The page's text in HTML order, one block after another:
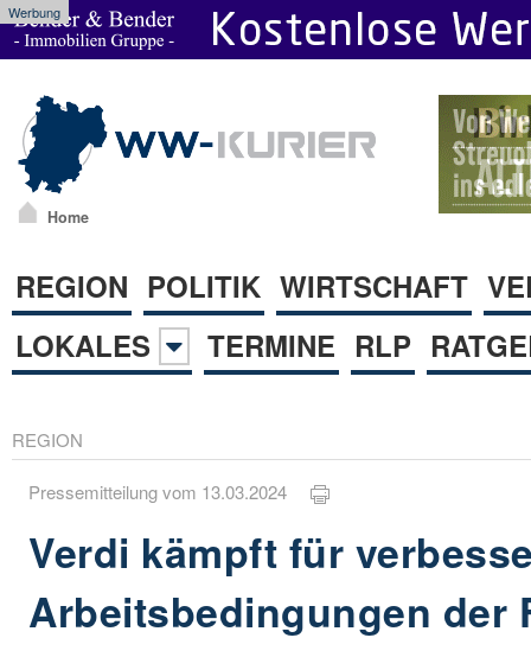
Werbung
Home
REGION POLITIK WIRTSCHAFT
LOKALES
TERMINE RLP
REGION
Pressemitteilung vom 13.03.2024
Verdi kämpft für
Arbeitsbedingungen der